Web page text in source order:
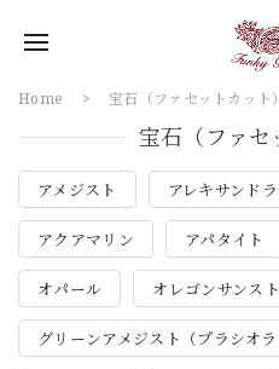
Home 宝石（ファセットカット）
宝石（ファセ
アメジスト アレキサンド
アクアマリン アパタイト
オパール オレゴンサンス
グリーンアメジスト（プラシオラ